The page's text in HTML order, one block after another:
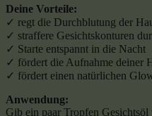
Deine Vorteile:
✓ regt die Durchblutung der
✓ straffere Gesichtskonturen
✓ Starte entspannt in die Nacht
✓ fördert die Aufnahme deiner
✓ fördert einen natürlichen
Anwendung:
Gib ein paar Tropfen